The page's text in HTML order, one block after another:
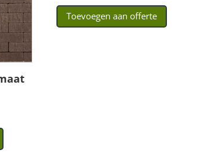
Toevoegen aan offerte